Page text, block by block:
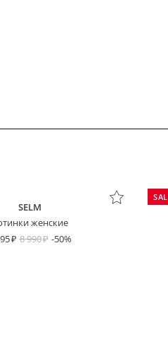
SELM
женские
8 990 -50%